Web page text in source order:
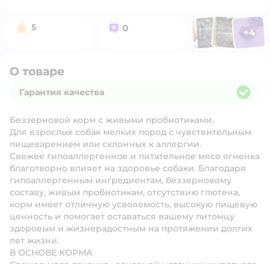
Рейтинг:
5 Вопросов:
0 ФотоФотоФото
+4
Открыть
О товаре
Гарантия качества
Беззерновой корм с живыми пробиотиками.
Для взрослых собак мелких пород с чувствительным
пищеварением или склонных к аллергии.
Свежее гипоаллергенное и питательное мясо ягненка
благотворно влияет на здоровье собаки. Благодаря
гипоаллергенным ингредиентам, беззерновому
составу, живым пробиотикам, отсутствию глютена,
корм имеет отличную усвояемость, высокую пищевую
ценность и помогает оставаться вашему питомцу
здоровым и жизнерадостным на протяжении долгих
лет жизни.
В ОСНОВЕ КОРМА